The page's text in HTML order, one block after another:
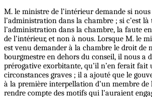
M. le ministre de l’intérieur demande si
l’administration dans la chambre ; si c’est
l’administration dans la chambre, la faute
de l’intérieur, et non à nous. Lorsque M. le
est venu demander à la chambre le droit de
bourgmestre en dehors du conseil, il nous a
prérogative exorbitante, qu’il n’en ferait fait
circonstances graves ; il a ajouté que le
à la première interpellation d’un membre de
rendre compte des motifs qui l’auraient